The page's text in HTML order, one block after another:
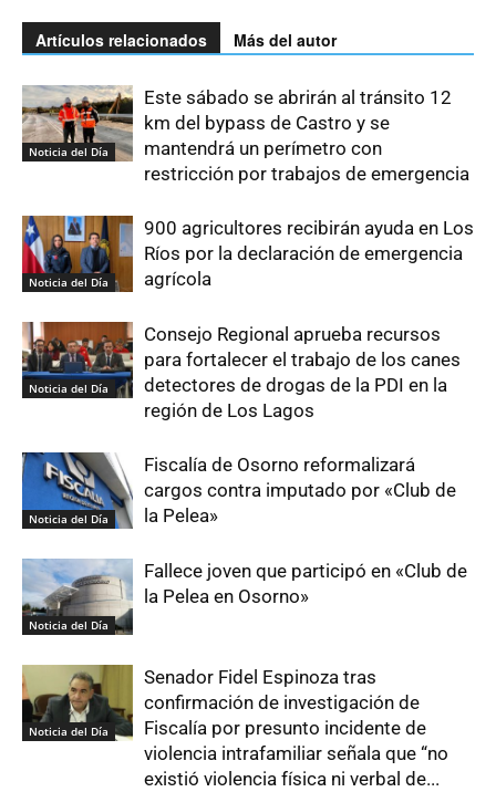
Artículos relacionados Más del autor
Noticia del Día
Este sábado se abrirán al tránsito 12
km del bypass de Castro y se
mantendrá un perímetro con
restricción por trabajos de emergencia
Noticia del Día
900 agricultores recibirán ayuda en Los
Ríos por la declaración de emergencia
agrícola
Noticia del Día
Consejo Regional aprueba recursos
para fortalecer el trabajo de los canes
detectores de drogas de la PDI en la
región de Los Lagos
Noticia del Día
Fiscalía de Osorno reformalizará
cargos contra imputado por «Club de
la Pelea»
Noticia del Día
Fallece joven que participó en «Club de
la Pelea en Osorno»
Noticia del Día
Senador Fidel Espinoza tras
confirmación de investigación de
Fiscalía por presunto incidente de
violencia intrafamiliar señala que “no
existió violencia física ni verbal de...